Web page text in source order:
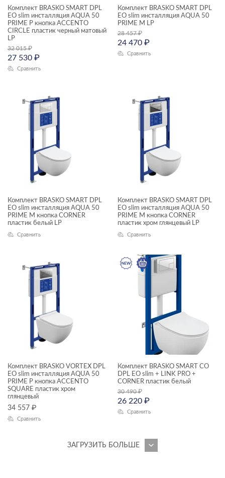
Комплект BRASKO SMART DPL
EO slim инсталляция AQUA 50
PRIME P кнопка ACCENTO
CIRCLE пластик черный матовый
LP
32 015₽
27 530 ₽
Сравнить
Комплект BRASKO SMART DPL
EO slim инсталляция AQUA 50
PRIME М LP
28 457₽
24 470 ₽
Сравнить
Комплект BRASKO SMART DPL
EO slim инсталляция AQUA 50
PRIME М кнопка CORNER
пластик белый LP
Сравнить
Комплект BRASKO SMART DPL
EO slim инсталляция AQUA 50
PRIME М кнопка CORNER
пластик хром глянцевый LP
Сравнить
Комплект BRASKO VORTEX DPL
EO slim инсталляция AQUA 50
PRIME P кнопка ACCENTO
SQUARE пластик хром
глянцевый
34 557 ₽
Сравнить
Комплект BRASKO SMART CO
DPL EO slim + LINK PRO +
CORNER пластик белый
30 490₽
26 220 ₽
Сравнить
ЗАГРУЗИТЬ БОЛЬШЕ